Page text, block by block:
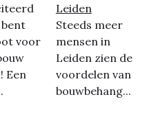
voor
Een
Leiden
Steeds meer
mensen in
Leiden zien de
voordelen van
bouwbehang...